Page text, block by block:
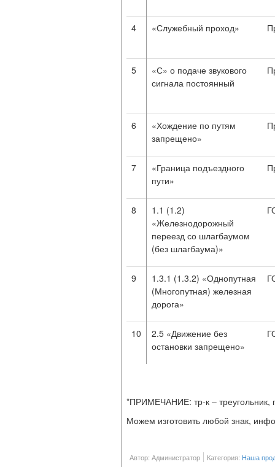
4 «Служебный проход»
5
«С» о подаче звукового
сигнала постоянный
6
«Хождение по путям
запрещено»
7
«Граница подъездного
пути»
8
1.1 (1.2)
«Железнодорожный
переезд со шлагбаумом
(без шлагбаума)»
9
1.3.1 (1.3.2) «Однопутная
(Многопутная) железная
дорога»
10
2.5 «Движение без
остановки запрещено»
*ПРИМЕЧАНИЕ: тр-к – треугольник,
Можем изготовить любой знак,
Автор: Администратор Категория: Наша